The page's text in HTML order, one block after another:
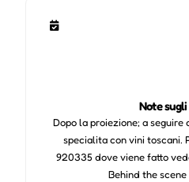
Note sugli
Dopo la proiezione; a seguire
specialita con vini toscani.
920335 dove viene fatto
Behind the